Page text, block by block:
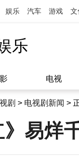
娱乐 汽车 游戏 文
乐
电视
剧 > 电视剧新闻 >
》易烊